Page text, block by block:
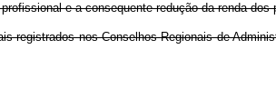
e a consequente redução da renda
registrados nos Conselhos Regionais de